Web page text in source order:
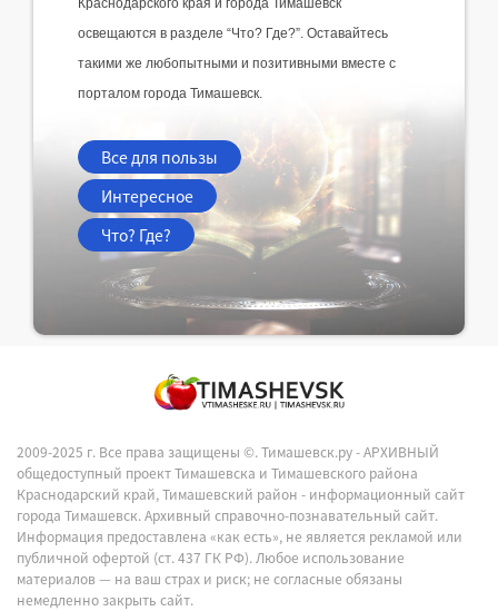
освещаются в разделе “Что? Где?”. Оставайтесь
такими же любопытными и позитивными вместе с
порталом города Тимашевск.
Все для пользы
Интересное
Что? Где?
2009-2025 г. Все права защищены ©.Тимашевск.ру - АРХИВНЫЙ
общедоступный проект Тимашевска и Тимашевского района
Краснодарский край, Тимашевский район - информационный сайт
города Тимашевск. Архивный справочно-познавательный сайт.
Информация предоставлена «как есть», не является рекламой или
публичной офертой (ст. 437 ГК РФ). Любое использование
материалов — на ваш страх и риск; не согласные обязаны
немедленно закрыть сайт.